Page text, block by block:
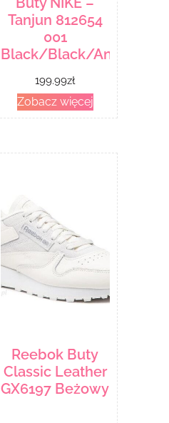
Tanjun 812654
001
Black/Black/Anthracite
199.99zł
Zobacz więcej
Reebok Buty
Classic Leather
GX6197 Beżowy